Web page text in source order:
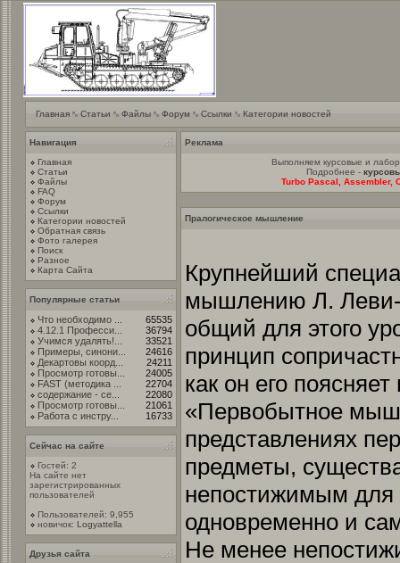
Главная Статьи Файлы Форум Ссылки Категории новостей
Навигация
Главная
Статьи
Файлы
FAQ
Форум
Ссылки
Категории новостей
Обратная связь
Фото галерея
Поиск
Разное
Карта Сайта
Популярные статьи
Что необходимо ...
65535
4.12.1 Професси...
36794
Учимся удалять!...
33521
Примеры, синони...
24616
Декартовы коорд...
24211
Просмотр готовы...
24005
FAST (методика ...
22704
содержание - се...
22080
Просмотр готовы...
21061
Работа с инстру...
16733
Сейчас на сайте
Гостей: 2
На сайте нет
зарегистрированных
пользователей
Пользователей: 9,955
новичок: Logyattella
Друзья сайта
Реклама
Выполняем курсовые и
Подробнее -
Turbo Pascal, Assembler,
Пралогическое мышление
Крупнейший
мышлению Л.
общий для этого
принцип
как он его
«Первобытное
представлениях
предметы,
непостижимым для
одновременно и
Не менее